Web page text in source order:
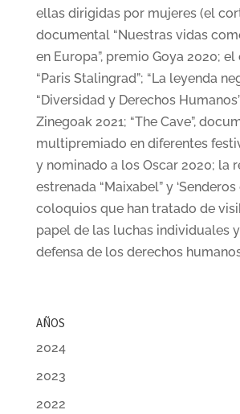
ellas dirigidas por mujeres (el
documental “Nuestras vidas
en Europa”, premio Goya 2020;
“Paris Stalingrad”; “La leyenda
“Diversidad y Derechos
Zinegoak 2021; “The Cave”,
multipremiado en diferentes
y nominado a los Oscar 2020; la
estrenada “Maixabel” y ‘Senderos
coloquios que han tratado de
papel de las luchas individuales
defensa de los derechos
AÑOS
2024
2023
2022